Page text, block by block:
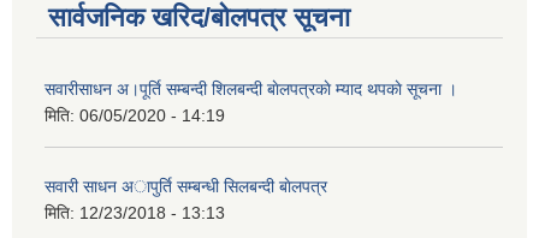
सार्वजनिक खरिद/बोलपत्र सूचना
सवारीसाधन अ।पूर्ति सम्बन्दी शिलबन्दी बाेलपत्रकाे म्याद थपकाे सूचना ।
मिति: 06/05/2020 - 14:19
सवारी साधन अापुर्ति सम्बन्धी सिलबन्दी बाेलपत्र
मिति: 12/23/2018 - 13:13